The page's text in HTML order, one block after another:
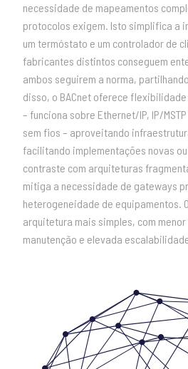
necessidade de mapeamentos
protocolos exigem. Isto simplifica a
um termóstato e um controlador de
fabricantes distintos conseguem
ambos seguirem a norma,
disso, o BACnet oferece
– funciona sobre Ethernet/IP, IP/
sem fios – aproveitando
facilitando implementações novas
contraste com arquiteturas
mitiga a necessidade de gateways
heterogeneidade de equipamentos.
arquitetura mais simples, com menor
manutenção e elevada